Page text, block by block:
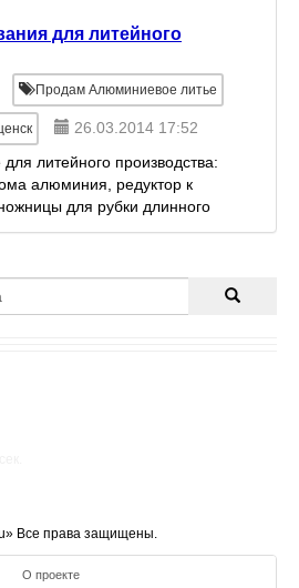
для литейного
Продам Алюминиевое литье
26.03.2014 17:52
литейного производства:
алюминия, редуктор к
для рубки длинного
сортировки латунного
Все права защищены.
О проекте